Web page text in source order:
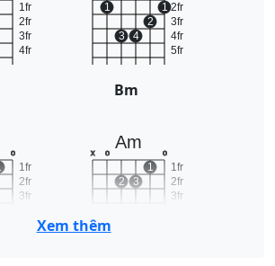
1fr
2fr
3fr
4fr
2fr
3fr
4fr
5fr
1
3 4
2
1
Bm
1fr
2fr
3fr
o
Am
1fr
2fr
3fr
x o
2 3
1
o
Xem thêm